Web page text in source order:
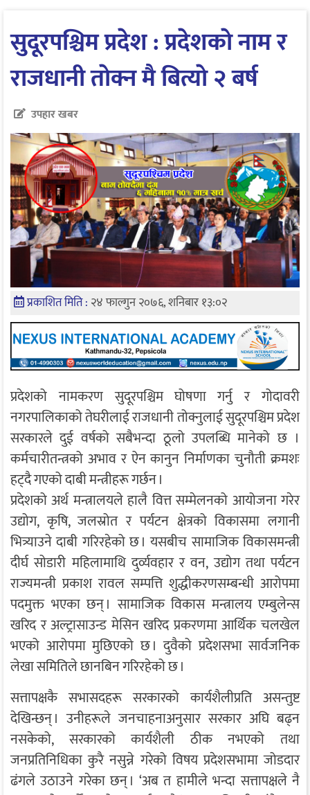
सुदूरपश्चिम प्रदेश : प्रदेशकाे नाम र
राजधानी ताेक्न मै बित्याे २ बर्ष
उपहार खबर
प्रकाशित मिति : २४ फाल्गुन २०७६, शनिबार १३:०२
प्रदेशको नामकरण सुदूरपश्चिम घोषणा गर्नु र गोदावरी
नगरपालिकाको तेघरीलाई राजधानी तोक्नुलाई सुदूरपश्चिम प्रदेश
सरकारले दुई वर्षको सबैभन्दा ठूलो उपलब्धि मानेको छ ।
कर्मचारीतन्त्रको अभाव र ऐन कानुन निर्माणका चुनौती क्रमशः
हट्दै गएको दाबी मन्त्रीहरू गर्छन ।
प्रदेशको अर्थ मन्त्रालयले हालै वित्त सम्मेलनको आयोजना गरेर
उद्योग, कृषि, जलस्रोत र पर्यटन क्षेत्रको विकासमा लगानी
भित्र्याउने दाबी गरिरहेको छ । यसबीच सामाजिक विकासमन्त्री
दीर्घ सोडारी महिलामाथि दुर्व्यवहार र वन, उद्योग तथा पर्यटन
राज्यमन्त्री प्रकाश रावल सम्पत्ति शुद्धीकरणसम्बन्धी आरोपमा
पदमुक्त भएका छन् । सामाजिक विकास मन्त्रालय एम्बुलेन्स
खरिद र अल्ट्रासाउन्ड मेसिन खरिद प्रकरणमा आर्थिक चलखेल
भएको आरोपमा मुछिएको छ । दुवैको प्रदेशसभा सार्वजनिक
लेखा समितिले छानबिन गरिरहेको छ ।
सत्तापक्षकै सभासदहरू सरकारको कार्यशैलीप्रति असन्तुष्ट
देखिन्छन् । उनीहरूले जनचाहनाअनुसार सरकार अघि बढ्न
नसकेको, सरकारको कार्यशैली ठीक नभएको तथा
जनप्रतिनिधिका कुरै नसुन्ने गरेको विषय प्रदेशसभामा जोडदार
ढंगले उठाउने गरेका छन् । ‘अब त हामीले भन्दा सत्तापक्षले नै